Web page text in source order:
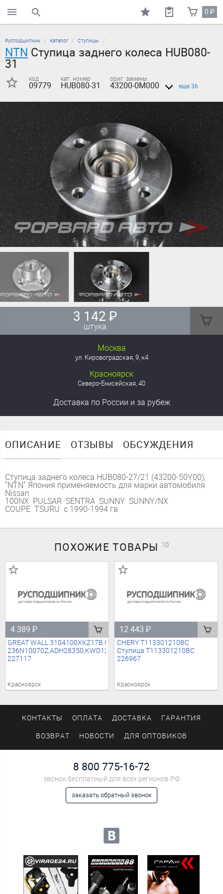
поиск по каталогу 0₽
Русподшипник Каталог Ступицы
NTN Ступица заднего колеса HUB080-
31
код
09779
кат. номер
HUB080-31
ориг. замены
43200-0M000 еще 36
3 142 ₽
штука
Москва
ул. Кировоградская, 9, к4
Красноярск
Северо-Енисейская, 40
Доставка по России и за рубеж
ОПИСАНИЕ ОТЗЫВЫ ОБСУЖДЕНИЯ
Ступица заднего колеса HUB080-27/21 (43200-50Y00),
"NTN" Япония применяемость для марки автомобиля
Nissan
100NX PULSAR SENTRA SUNNY SUNNY/NX
COUPE TSURU с 1990-1994 гв
ПОХОЖИЕТОВАРЫ 10
4 389₽
GREAT WALL 3104100XKZ17B Ступица (без шпилек)
227117
Красноярск
12 443₽
CHERY T113301210BC
Ступица T113301210BC
226967
Красноярск
КОНТАКТЫ ОПЛАТА ДОСТАВКА ГАРАНТИЯ
ВОЗВРАТ НОВОСТИ ДЛЯ ОПТОВИКОВ
8 800 775-16-72
звонок бесплатный для всех регионов РФ
заказать обратный звонок